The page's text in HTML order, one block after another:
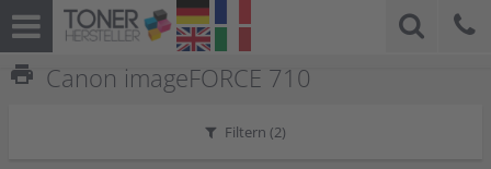
print Canon imageFORCE 710
Filtern (2)